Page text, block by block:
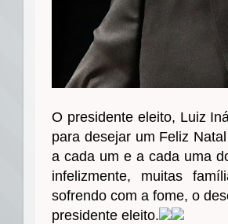
O presidente eleito, Luiz
para desejar um Feliz
a cada um e a cada uma
infelizmente, muitas
sofrendo com a fome, o
presidente eleito.